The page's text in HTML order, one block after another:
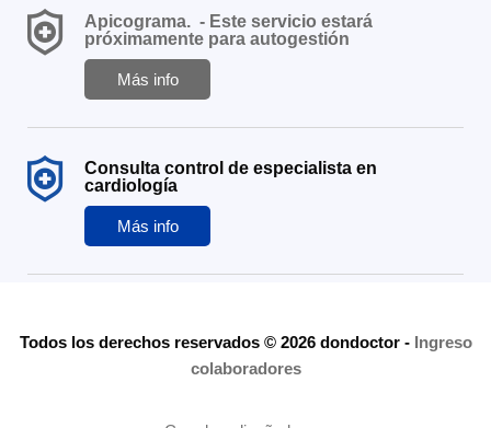
Apicograma. - Este servicio estará
próximamente para autogestión
Más info
Consulta control de especialista en
cardiología
Más info
Todos los derechos reservados © 2026 dondoctor - Ingreso
colaboradores